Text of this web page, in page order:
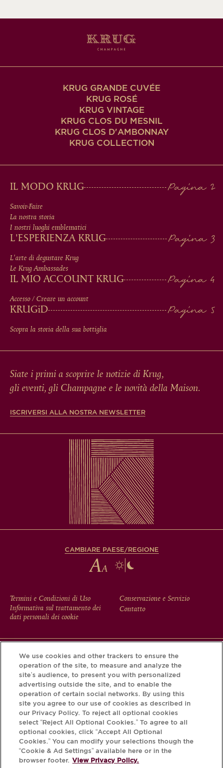
KRUG GRANDE CUVÉE
KRUG ROSÉ
KRUG VINTAGE
KRUG CLOS DU MESNIL
KRUG CLOS D'AMBONNAY
KRUG COLLECTION
MAIN
MEN
IN
FOOTER
IL MODO KRUG
Savoir-Faire
La nostra storia
I nostri luoghi emblematici
L'ESPERIENZA KRUG
L'arte di degustare Krug
Le Krug Ambassades
IL MIO ACCOUNT KRUG
Accesso / Creare un account
KRUGiD
Scopra la storia della sua bottiglia
Siate i primi a scoprire le notizie di Krug,
gli eventi, gli Champagne e le novità della Maison.
ISCRIVERSI ALLA NOSTRA NEWSLETTER
CAMBIARE PAESE/REGIONE
FOOTER
MENU
Termini e Condizioni di Uso
Informativa sul trattamento dei
dati personali dei cookie
Conservazione e Servizio
Contatto
Scarichi l'app Krug e scopra la storia che si nasconde dietro
la sua bottiglia tramite il Krug iD.
We use cookies and other trackers to ensure the
operation of the site, to measure and analyze the
site’s audience, to present you with personalized
advertising outside the site, and to enable the
operation of certain social networks. By using this
site you agree to our use of cookies as described in
our Privacy Policy. To reject all optional cookies
select “Reject All Optional Cookies.” To agree to all
optional cookies, click “Accept All Optional
Cookies.” You can modify your selections though the
“Cookie & Ad Settings” available here or in the
browser footer. View Privacy Policy.